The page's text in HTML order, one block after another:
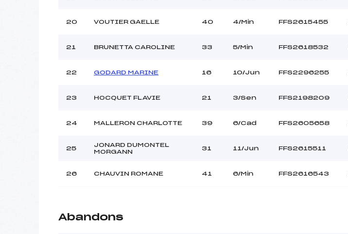
20 VOUTIER GAELLE 40 4/Min FFS2615455
21 BRUNETTA CAROLINE 33 5/Min FFS2618532
22 GODARD MARINE 16 10/Jun FFS2296255
23 HOCQUET FLAVIE 21 3/Sen FFS2198209
24 MALLERON CHARLOTTE 39 6/Cad FFS2605658
25
JONARD DUMONTEL
MORGANN
31 11/Jun FFS2615511
26 CHAUVIN ROMANE 41 6/Min FFS2616543
Abandons